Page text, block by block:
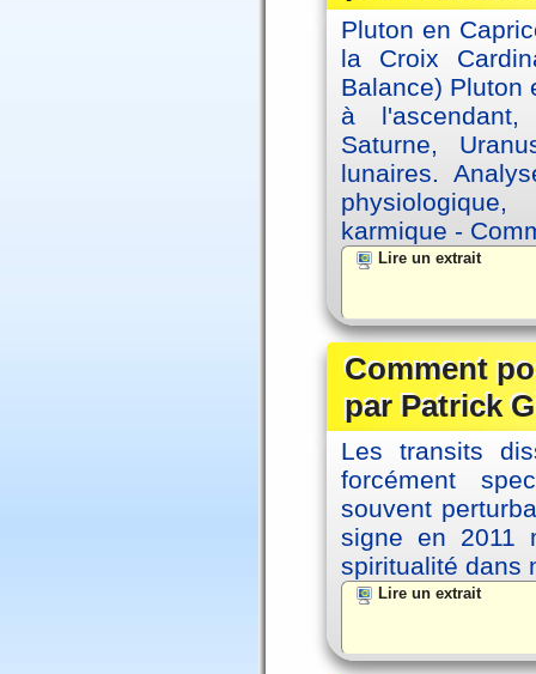
Pluton en
la Croix
Balance) Pluton
à
Saturne,
lunaires.
karmique -
Lire un extrait
Comment
par Patrick
Les transits
forcément
souvent
signe en 2011
spiritualité dans
Lire un extrait